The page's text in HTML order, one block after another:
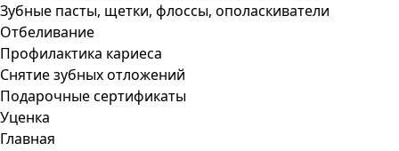
Зубные пасты, щетки, флоссы, ополаскиватели
Отбеливание
Профилактика кариеса
Снятие зубных отложений
Подарочные сертификаты
Уценка
Главная